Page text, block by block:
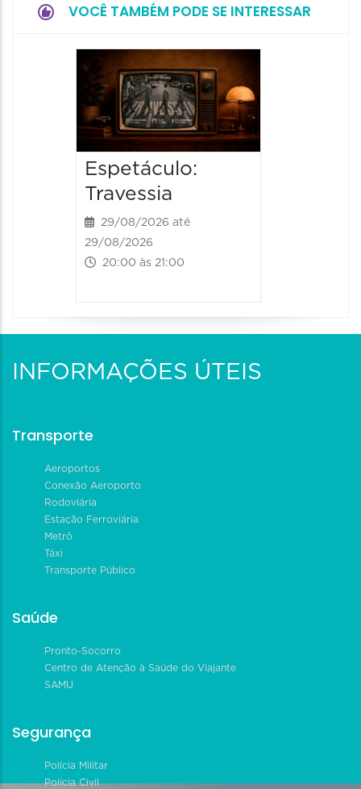
VOCÊ TAMBÉM PODE SE INTERESSAR
Espetáculo:
Travessia
29/08/2026 até
29/08/2026
20:00 às 21:00
INFORMAÇÕES ÚTEIS
Transporte
Aeroportos
Conexão Aeroporto
Rodoviária
Estação Ferroviária
Metrô
Táxi
Transporte Público
Saúde
Pronto-Socorro
Centro de Atenção à Saúde do Viajante
SAMU
Segurança
Polícia Militar
Polícia Civil